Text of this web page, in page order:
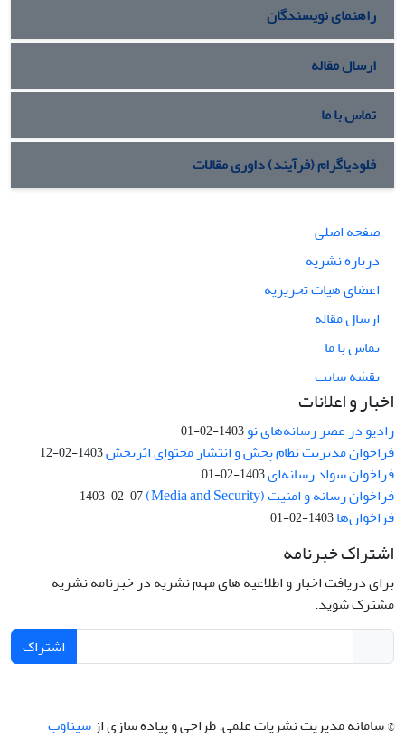
راهنمای نویسندگان
ارسال مقاله
تماس با ما
فلودیاگرام (فرآیند) داوری مقالات
صفحه اصلی
درباره نشریه
اعضای هیات تحریریه
ارسال مقاله
تماس با ما
نقشه سایت
اخبار و اعلانات
رادیو در عصر رسانه‌های نو1403-02-01
فراخوان مدیریت نظام پخش و انتشار محتوای اثربخش1403-02-12
فراخوان سواد رسانه‌ای1403-02-01
فراخوان رسانه و امنیت (Media and Security) 1403-02-07
فراخوان‌ها1403-02-01
اشتراک خبرنامه
برای دریافت اخبار و اطلاعیه های مهم نشریه در خبرنامه نشریه
مشترک شوید.
اشتراک
© سامانه مدیریت نشریات علمی.طراحی و پیاده سازی ازسیناوب